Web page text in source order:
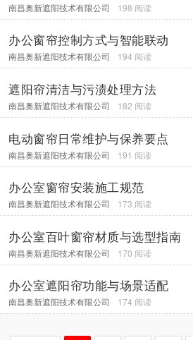
南昌奥新遮阳技术有限公司 198 阅读
办公窗帘控制方式与智能联动
南昌奥新遮阳技术有限公司 194 阅读
遮阳帘清洁与污渍处理方法
南昌奥新遮阳技术有限公司 182 阅读
电动窗帘日常维护与保养要点
南昌奥新遮阳技术有限公司 191 阅读
办公室窗帘安装施工规范
南昌奥新遮阳技术有限公司 173 阅读
办公室百叶窗帘材质与选型指南
南昌奥新遮阳技术有限公司 170 阅读
办公室遮阳帘功能与场景适配
南昌奥新遮阳技术有限公司 174 阅读